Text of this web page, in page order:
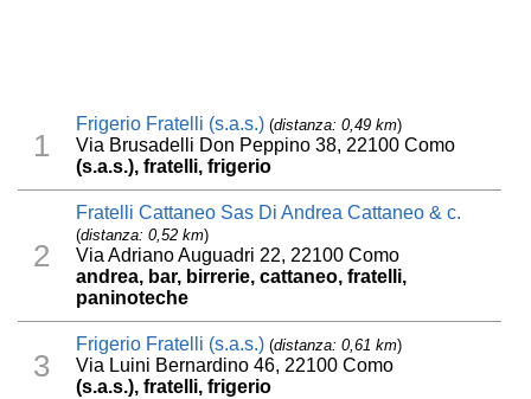
1
Frigerio Fratelli (s.a.s.) (distanza: 0,49 km)
Via Brusadelli Don Peppino 38, 22100 Como
(s.a.s.), fratelli, frigerio
2
Fratelli Cattaneo Sas Di Andrea Cattaneo & c.
(distanza: 0,52 km)
Via Adriano Auguadri 22, 22100 Como
andrea, bar, birrerie, cattaneo, fratelli,
paninoteche
3
Frigerio Fratelli (s.a.s.) (distanza: 0,61 km)
Via Luini Bernardino 46, 22100 Como
(s.a.s.), fratelli, frigerio